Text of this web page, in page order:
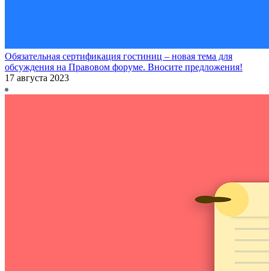
Обязательная сертификация гостиниц – новая тема для
обсуждения на Правовом форуме. Вносите предложения!
17 августа 2023